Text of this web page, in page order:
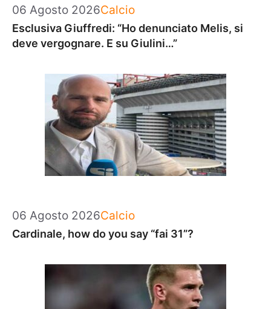
06 Agosto 2026Categorie
Calcio
Esclusiva Giuffredi: “Ho denunciato Melis, si
deve vergognare. E su Giulini…”
06 Agosto 2026Categorie
Calcio
Cardinale, how do you say “fai 31”?